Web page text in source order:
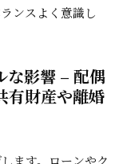
ンスよく意識し
な影響 – 配偶
有財産や離婚
ます。ローンやク